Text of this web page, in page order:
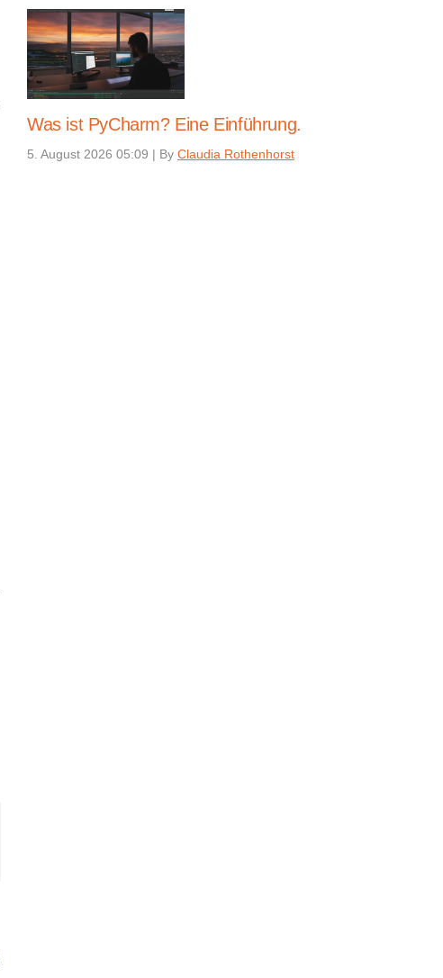
Was ist PyCharm? Eine Einführung.
5. August 2026 05:09 | By Claudia Rothenhorst